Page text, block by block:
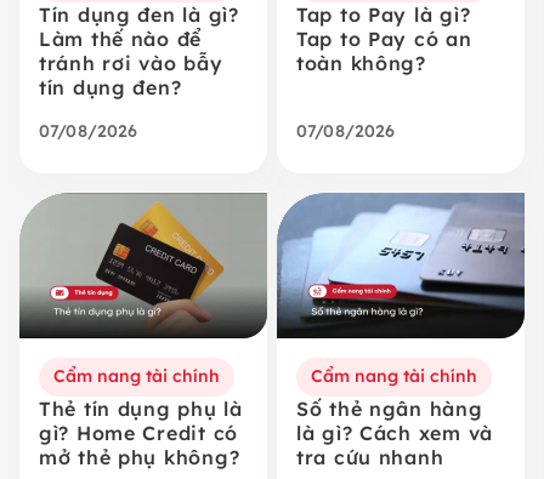
Tín dụng đen là gì?
Làm thế nào để
tránh rơi vào bẫy
tín dụng đen?
07/08/2026
Tap to Pay là gì?
Tap to Pay có an
toàn không?
07/08/2026
Cẩm nang tài chính
Thẻ tín dụng phụ là
gì? Home Credit có
mở thẻ phụ không?
Cẩm nang tài chính
Số thẻ ngân hàng
là gì? Cách xem và
tra cứu nhanh